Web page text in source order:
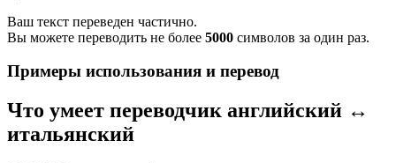
Ваш текст переведен частично.
Вы можете переводить не более 5000 символов за один раз.
Примеры использования и перевод
Что умеет переводчик английский ↔
итальянский